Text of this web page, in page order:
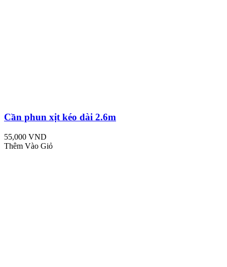
Cần phun xịt kéo dài 2.6m
55,000 VND
Thêm Vào Giỏ